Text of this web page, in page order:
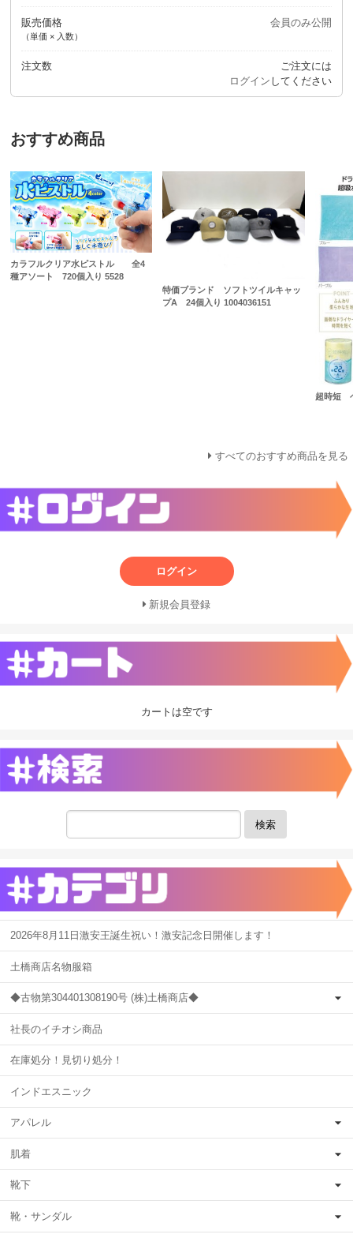
販売価格
（単価 × 入数）
会員のみ公開
注文数
ご注文には
ログイン してください
おすすめ商品
カラフルクリア水ピストル 全4
種アソート 720個入り 5528
特価ブランド ソフトツイルキャッ
プA 24個入り 1004036151
超時短
すべてのおすすめ商品を見る
ログイン
新規会員登録
カートは空です
検索
2026年8月11日激安王誕生祝い！激安記念日開催します！
土橋商店名物服箱
◆古物第304401308190号 (株)土橋商店◆
社長のイチオシ商品
在庫処分！見切り処分！
インドエスニック
アパレル
肌着
靴下
靴・サンダル